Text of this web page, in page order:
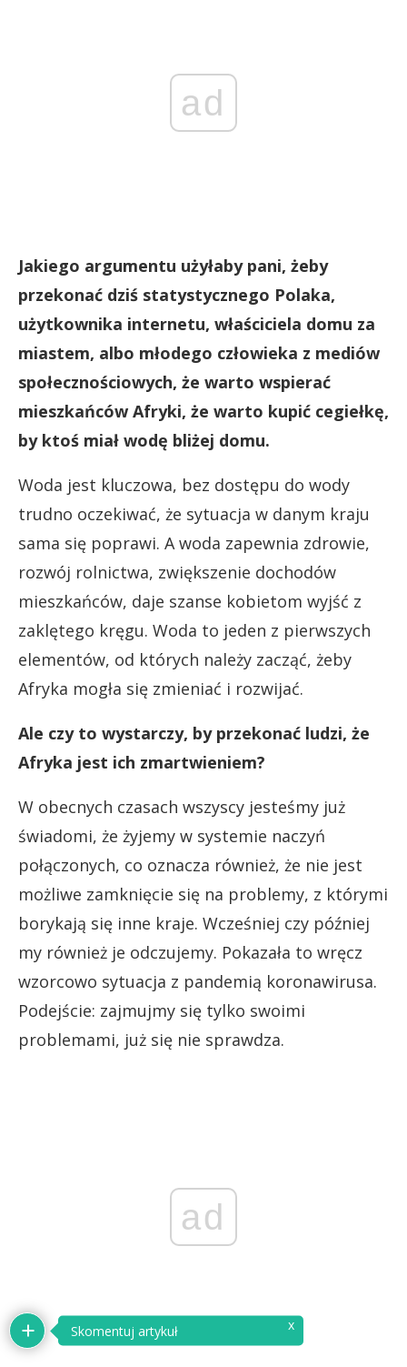
ad
Jakiego argumentu użyłaby pani, żeby
przekonać dziś statystycznego Polaka,
użytkownika internetu, właściciela domu za
miastem, albo młodego człowieka z mediów
społecznościowych, że warto wspierać
mieszkańców Afryki, że warto kupić cegiełkę,
by ktoś miał wodę bliżej domu.
Woda jest kluczowa, bez dostępu do wody
trudno oczekiwać, że sytuacja w danym kraju
sama się poprawi. A woda zapewnia zdrowie,
rozwój rolnictwa, zwiększenie dochodów
mieszkańców, daje szanse kobietom wyjść z
zaklętego kręgu. Woda to jeden z pierwszych
elementów, od których należy zacząć, żeby
Afryka mogła się zmieniać i rozwijać.
Ale czy to wystarczy, by przekonać ludzi, że
Afryka jest ich zmartwieniem?
W obecnych czasach wszyscy jesteśmy już
świadomi, że żyjemy w systemie naczyń
połączonych, co oznacza również, że nie jest
możliwe zamknięcie się na problemy, z którymi
borykają się inne kraje. Wcześniej czy później
my również je odczujemy. Pokazała to wręcz
wzorcowo sytuacja z pandemią koronawirusa.
Podejście: zajmujmy się tylko swoimi
problemami, już się nie sprawdza.
ad
Skomentuj artykuł x